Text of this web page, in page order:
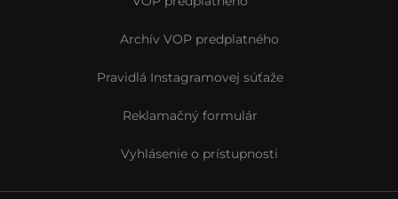
Archív VOP predplatného
Pravidlá Instagramovej súťaže
Reklamačný formulár
Vyhlásenie o prístupnosti